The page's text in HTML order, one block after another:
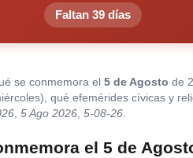
Faltan 39 días
se conmemora el 5 de Agosto de
qué efemérides cívicas y
, 5 Ago 2026, 5-08-26.
el 5 de